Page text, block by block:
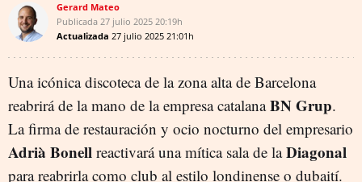
Gerard Mateo
Publicada 27 julio 2025 20:19h
Actualizada 27 julio 2025 21:01h
Una icónica discoteca de la zona alta de Barcelona
reabrirá de la mano de la empresa catalanaBN Grup.
La firma de restauración y ocio nocturno del empresario
Adrià Bonell reactivará una mítica sala de laDiagonal
para reabrirla como club al estilo londinense o dubaití.